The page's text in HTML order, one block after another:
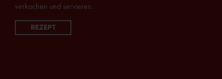
verkochen und servieren.
Rezept